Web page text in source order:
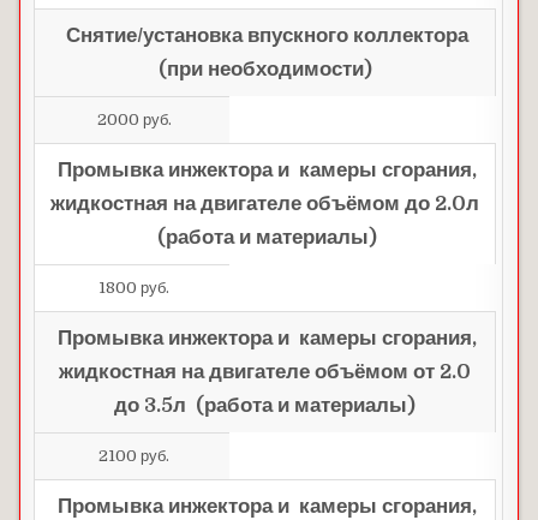
Снятие/установка впускного коллектора
(при необходимости)
2000 руб.
Промывка инжектора и камеры сгорания,
жидкостная на двигателе объёмом до 2.0л
(работа и материалы)
1800 руб.
Промывка инжектора и камеры сгорания,
жидкостная на двигателе объёмом от 2.0
до 3.5л (работа и материалы)
2100 руб.
Промывка инжектора и камеры сгорания,